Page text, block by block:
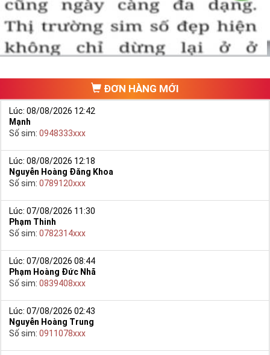
ĐƠN HÀNG MỚI
Lúc: 08/08/2026 12:42
Mạnh
Số sim: 0948333xxx
Lúc: 08/08/2026 12:18
Nguyễn Hoàng Đăng Khoa
Số sim: 0789120xxx
Lúc: 07/08/2026 11:30
Phạm Thinh
Số sim: 0782314xxx
Lúc: 07/08/2026 08:44
Phạm Hoàng Đức Nhã
Số sim: 0839408xxx
Lúc: 07/08/2026 02:43
Nguyễn Hoàng Trung
Số sim: 0911078xxx